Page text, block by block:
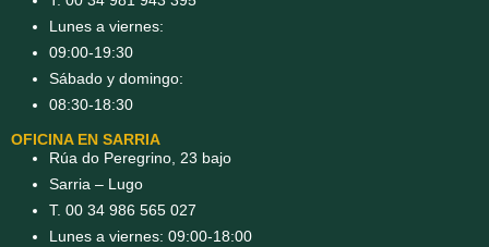
Lunes a viernes:
09:00-19:30
Sábado y domingo:
08:30-18:30
OFICINA EN SARRIA
Rúa do Peregrino, 23 bajo
Sarria – Lugo
T. 00 34 986 565 027
Lunes a viernes: 09:00-18:00